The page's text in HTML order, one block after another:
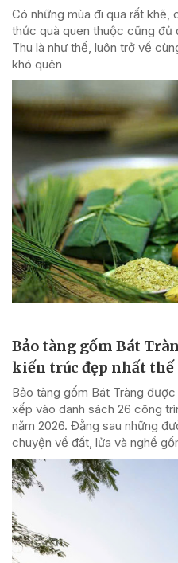
Có những mùa đi qua rất khẽ,
thức quà quen thuộc cũng đủ
Thu là như thế, luôn trở về
khó quên
Bảo tàng gốm Bát
kiến trúc đẹp nhất thế
Bảo tàng gốm Bát Tràng
xếp vào danh sách 26 công
năm 2026. Đằng sau những
chuyện về đất, lửa và nghề